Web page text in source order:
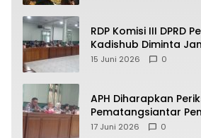
RDP Komisi III DPRD
Kadishub Diminta
Alasan
15 Juni 2026 0
APH Diharapkan
Pematangsiantar
Kebocoran PAD
17 Juni 2026 0